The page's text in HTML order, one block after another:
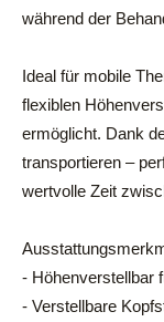
während der
Ideal für mobile
flexiblen
ermöglicht. Dank
transportieren –
wertvolle Zeit
- Höhenverstellbar
- Verstellbare